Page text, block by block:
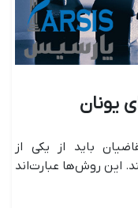
یونان
باید از یکی از
این روش‌ها عبارت‌اند